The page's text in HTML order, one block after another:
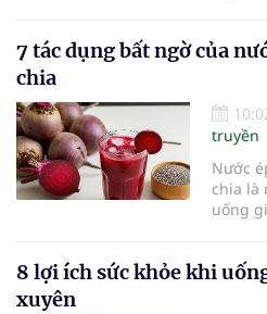
vượt
đáng
những
thụ
hiện
những
muốn.
7 tác dụng bất ngờ của
chia
truyền
Nước
chia là
uống
của củ
8 lợi ích sức khỏe khi
xuyên